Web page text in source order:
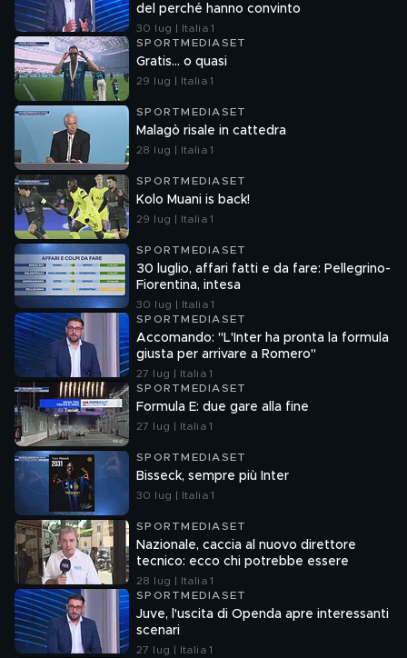
del perché hanno convinto
30 lug | Italia 1
SPORTMEDIASET
Gratis... o quasi
29 lug | Italia 1
SPORTMEDIASET
Malagò risale in cattedra
28 lug | Italia 1
SPORTMEDIASET
Kolo Muani is back!
29 lug | Italia 1
SPORTMEDIASET
30 luglio, affari fatti e da fare: Pellegrino-
Fiorentina, intesa
30 lug | Italia 1
SPORTMEDIASET
Accomando: "L'Inter ha pronta la formula
giusta per arrivare a Romero"
27 lug | Italia 1
SPORTMEDIASET
Formula E: due gare alla fine
27 lug | Italia 1
SPORTMEDIASET
Bisseck, sempre più Inter
30 lug | Italia 1
SPORTMEDIASET
Nazionale, caccia al nuovo direttore
tecnico: ecco chi potrebbe essere
28 lug | Italia 1
SPORTMEDIASET
Juve, l'uscita di Openda apre interessanti
scenari
27 lug | Italia 1